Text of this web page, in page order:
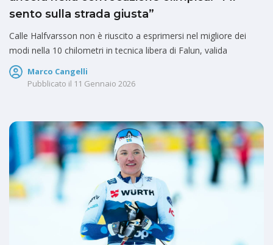
sento sulla strada giusta”
Calle Halfvarsson non è riuscito a esprimersi nel migliore dei
modi nella 10 chilometri in tecnica libera di Falun, valida
Marco Cangelli
Pubblicato il 11 Gennaio 2026